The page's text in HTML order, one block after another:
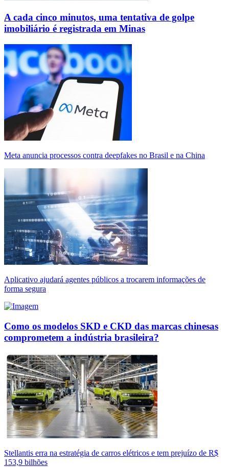
A cada cinco minutos, uma tentativa de golpe
imobiliário é registrada em Minas
Meta anuncia processos contra deepfakes no Brasil e na China
Aplicativo ajudará agentes públicos a trocarem informações de
forma segura
Como os modelos SKD e CKD das marcas chinesas
comprometem a indústria brasileira?
Stellantis erra na estratégia de carros elétricos e tem prejuízo de R$
153,9 bilhões